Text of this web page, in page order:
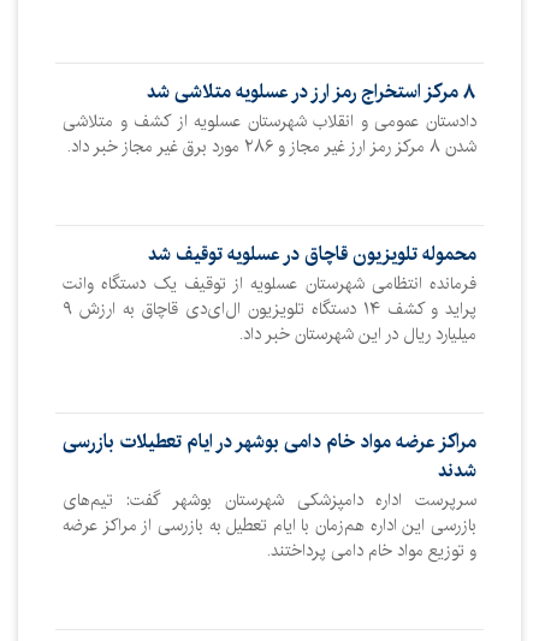
۸ مرکز استخراج رمز ارز در عسلویه متلاشی شد
دادستان عمومی و انقلاب شهرستان عسلویه از کشف و متلاشی
شدن ۸ مرکز رمز ارز غیر مجاز و ٢٨۶ مورد برق غیر مجاز خبر داد.
محموله تلویزیون قاچاق در عسلویه توقیف شد
فرمانده انتظامی شهرستان عسلویه از توقیف یک دستگاه وانت
پراید و کشف ۱۴ دستگاه تلویزیون ال‌ای‌دی قاچاق به ارزش ۹
میلیارد ریال در این شهرستان خبر داد.
مراکز عرضه مواد خام دامی بوشهر در ایام تعطیلات بازرسی
شدند
سرپرست اداره دامپزشکی شهرستان بوشهر گفت: تیم‌های
بازرسی این اداره هم‌زمان با ایام تعطیل به بازرسی از مراکز عرضه
و توزیع مواد خام دامی پرداختند.